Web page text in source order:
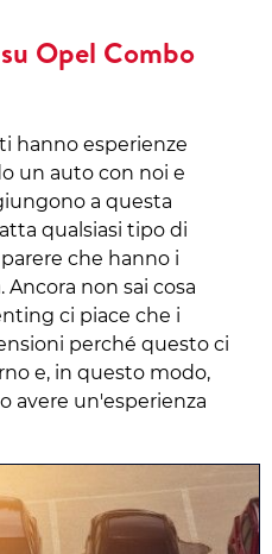
Opel Combo
hanno esperienze
un auto con noi e
a questa
qualsiasi tipo di
che hanno i
non sai cosa
ci piace che i
perché questo ci
e, in questo modo,
avere un'esperienza